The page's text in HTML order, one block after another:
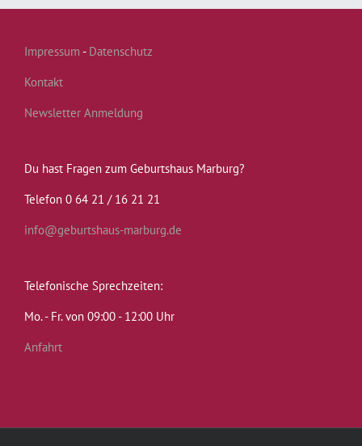
Impressum - Datenschutz
Kontakt
Newsletter Anmeldung
Du hast Fragen zum Geburtshaus Marburg?
Telefon 0 64 21 / 16 21 21
info@geburtshaus-marburg.de
Telefonische Sprechzeiten:
Mo. - Fr. von 09:00 - 12:00 Uhr
Anfahrt